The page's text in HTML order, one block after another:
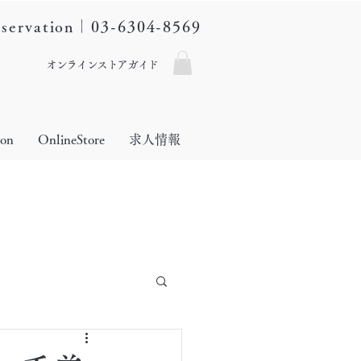
｜03-6304-8569
オンラインストアガイド
OnlineStore 求人情報